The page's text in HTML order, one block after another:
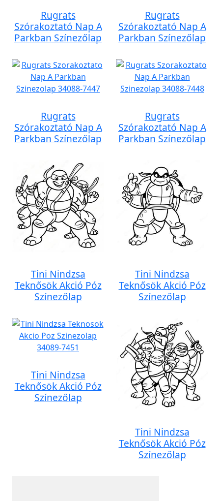
Rugrats
Szórakoztató Nap A
Parkban Színezőlap
Rugrats
Szórakoztató Nap A
Parkban Színezőlap
Rugrats
Szórakoztató Nap A
Parkban Színezőlap
Rugrats
Szórakoztató Nap A
Parkban Színezőlap
Tini Nindzsa
Teknősök Akció Póz
Színezőlap
Tini Nindzsa
Teknősök Akció Póz
Színezőlap
Tini Nindzsa
Teknősök Akció Póz
Színezőlap
Tini Nindzsa
Teknősök Akció Póz
Színezőlap